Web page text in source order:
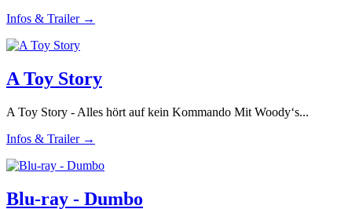
Infos & Trailer →
A Toy Story
A Toy Story - Alles hört auf kein Kommando Mit Woody‘s...
Infos & Trailer →
Blu-ray - Dumbo